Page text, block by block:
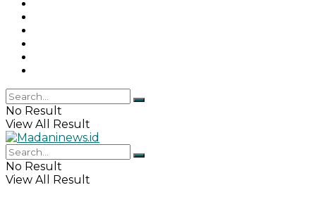
No Result
View All Result
No Result
View All Result